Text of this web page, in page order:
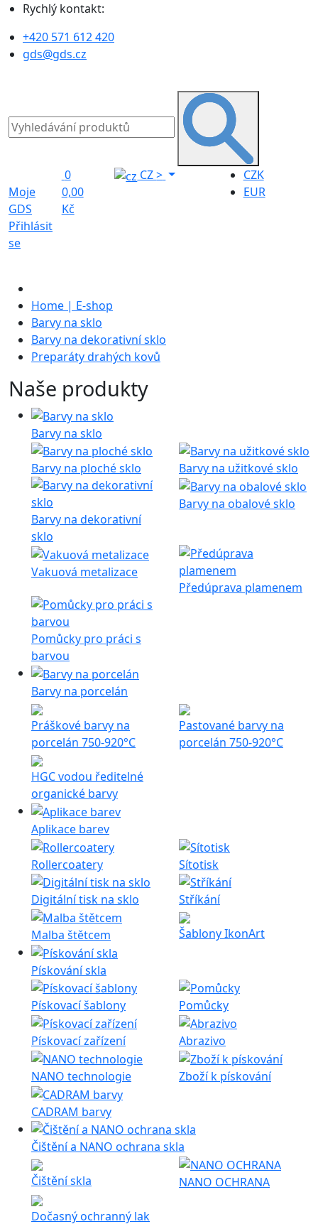
Rychlý kontakt:
+420 571 612 420
gds@gds.cz
Moje
GDS
Přihlásit
se
0
0,00
Kč
CZ>
CZK
EUR
Home | E-shop
Barvy na sklo
Barvy na dekorativní sklo
Preparáty drahých kovů
Naše produkty
Barvy na sklo
Barvy na ploché sklo Barvy na užitkové sklo
Barvy na dekorativní
sklo
Barvy na obalové sklo
Vakuová metalizace
Předúprava plamenem
Pomůcky pro práci s
barvou
Barvy na porcelán
Práškové barvy na
porcelán 750-920°C
Pastované barvy na
porcelán 750-920°C
HGC vodou ředitelné
organické barvy
Aplikace barev
Rollercoatery Sítotisk
Digitální tisk na sklo Stříkání
Malba štětcem Šablony IkonArt
Pískování skla
Pískovací šablony Pomůcky
Pískovací zařízení Abrazivo
NANO technologie Zboží k pískování
CADRAM barvy
Čištění a NANO ochrana skla
Čištění skla NANO OCHRANA
Dočasný ochranný lak